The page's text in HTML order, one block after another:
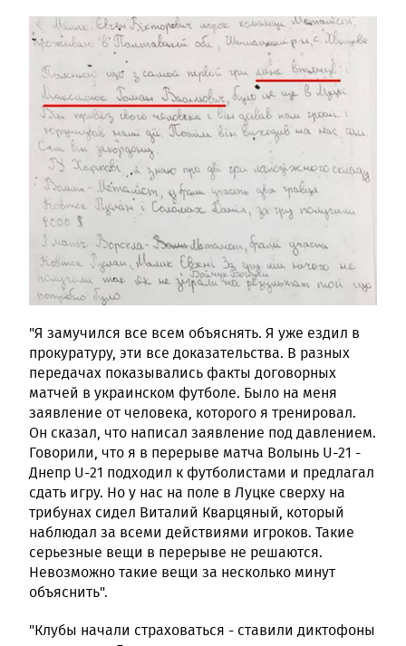
"Я замучился все всем объяснять. Я уже ездил в
прокуратуру, эти все доказательства. В разных
передачах показывались факты договорных
матчей в украинском футболе. Было на меня
заявление от человека, которого я тренировал.
Он сказал, что написал заявление под давлением.
Говорили, что я в перерыве матча Волынь U-21 -
Днепр U-21 подходил к футболистами и предлагал
сдать игру. Но у нас на поле в Луцке сверху на
трибунах сидел Виталий Кварцяный, который
наблюдал за всеми действиями игроков. Такие
серьезные вещи в перерыве не решаются.
Невозможно такие вещи за несколько минут
объяснить".
"Клубы начали страховаться - ставили диктофоны